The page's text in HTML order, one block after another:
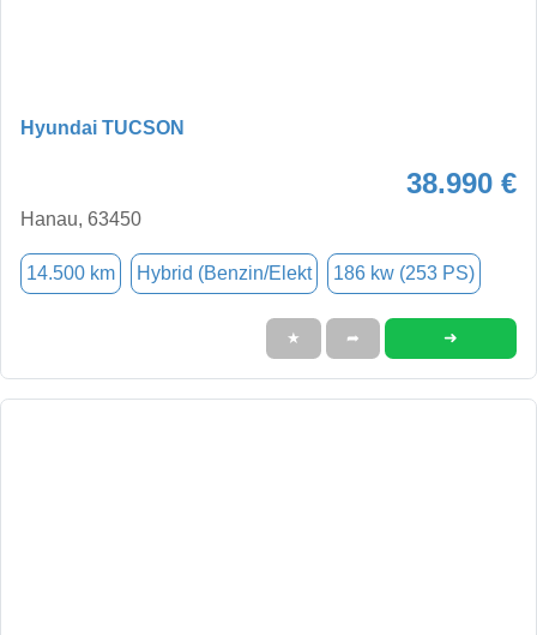
Hyundai TUCSON
38.990 €
Hanau, 63450
14.500 km Hybrid (Benzin/Elekt 186 kw (253 PS)
★ ➦ ➜